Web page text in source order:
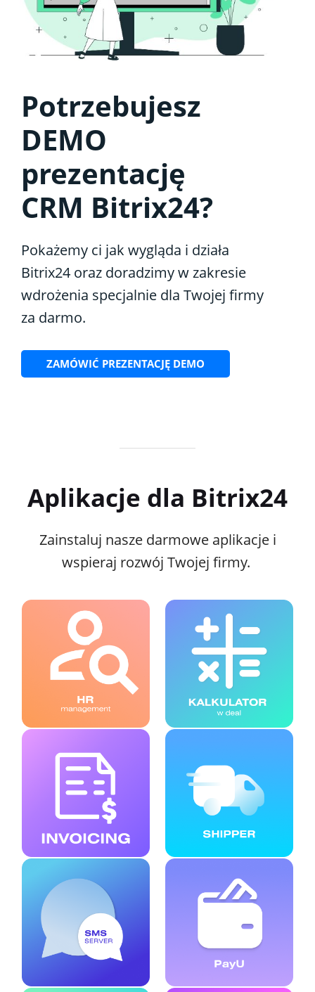
Potrzebujesz
DEMO
prezentację
CRM Bitrix24?
Pokażemy ci jak wygląda i działa
Bitrix24 oraz doradzimy w zakresie
wdrożenia specjalnie dla Twojej firmy
za darmo.
ZAMÓWIĆ PREZENTACJĘ DEMO
Aplikacje dla Bitrix24
Zainstaluj nasze darmowe aplikacje i
wspieraj rozwój Twojej firmy.